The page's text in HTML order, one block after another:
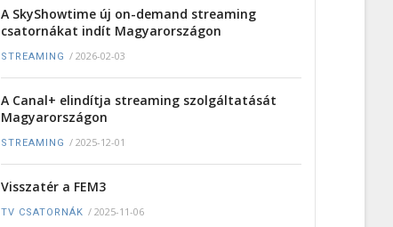
A SkyShowtime új on-demand streaming
csatornákat indít Magyarországon
STREAMING / 2026-02-03
A Canal+ elindítja streaming szolgáltatását
Magyarországon
STREAMING / 2025-12-01
Visszatér a FEM3
TV CSATORNÁK / 2025-11-06